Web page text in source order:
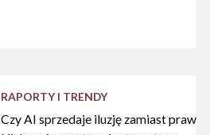
RAPORTY I TRENDY
Czy AI sprzedaje iluzję zamiast